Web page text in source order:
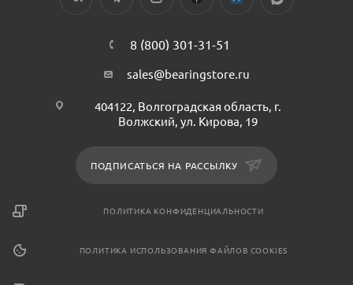
8 (800) 301-31-51
sales@bearingstore.ru
404122, Волгоградская область, г.
Волжский, ул. Кирова, 19
ПОДПИСАТЬСЯ НА РАССЫЛКУ
ПОЛИТИКА КОНФИДЕНЦИАЛЬНОСТИ
ПОЛИТИКА ИСПОЛЬЗОВАНИЯ ФАЙЛОВ COOKIES